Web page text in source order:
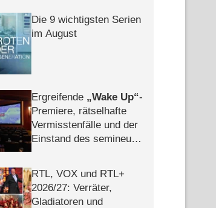
Die 9 wichtigsten Serien
im August
Ergreifende Wake Up -
Premiere, rätselhafte
Vermisstenfälle und der
Einstand des semineuen
RTL, VOX und RTL+
2026/​27: Verräter,
Gladiatoren und